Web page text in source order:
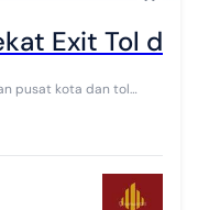
Exit Tol
pusat kota dan tol